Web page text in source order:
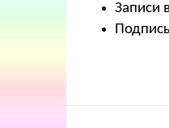
Записи